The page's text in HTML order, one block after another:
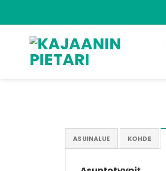
ASUINALUE KOHDE